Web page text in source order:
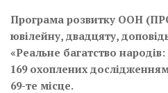
Програма розвитку ООН
ювілейну, двадцяту,
«Реальне багатство
169 охоплених
69-те місце.